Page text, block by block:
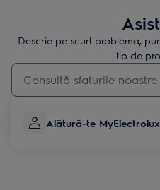
Descrie pe scurt problema,
tip de
Type to search for support articles
Alătură-te MyElectrolux